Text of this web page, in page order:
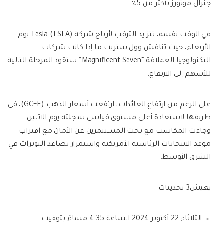
جنرال موتورز بأكثر من 5٪.
في الوقت نفسه، تتزايد الترقب لأرباح شركة Tesla (TSLA) يوم
الأربعاء، حيث تناقش وول ستريت ما إذا كانت شركات
التكنولوجيا العملاقة “Magnificent Seven” ستقود المرحلة التالية
للأسهم إلى الارتفاع.
على الرغم من ارتفاع العائدات، ارتفعت أسعار الذهب (GC=F)، في
طريقها لاستعادة أعلى مستوى قياسي سجلته يوم الاثنين.
وجاءت المكاسب مع بحث المستثمرين عن الأمان مع اقتراب
موعد الانتخابات الرئاسية الأمريكية واستمرار تصاعد التوترات في
الشرق الأوسط.
يعيش3 تحديثات
الثلاثاء 22 أكتوبر 2024 الساعة 4:35 مساءً بتوقيت